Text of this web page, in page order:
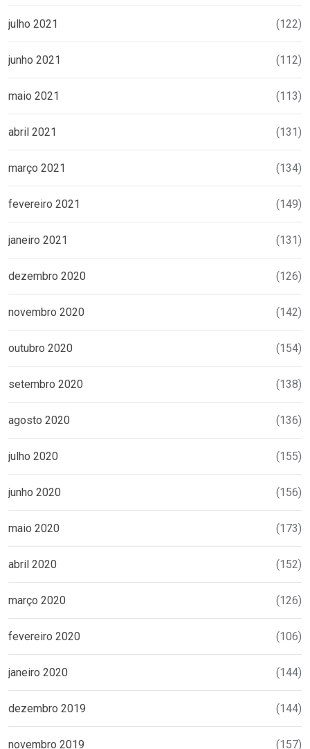
julho 2021 (122)
junho 2021 (112)
maio 2021 (113)
abril 2021 (131)
março 2021 (134)
fevereiro 2021 (149)
janeiro 2021 (131)
dezembro 2020 (126)
novembro 2020 (142)
outubro 2020 (154)
setembro 2020 (138)
agosto 2020 (136)
julho 2020 (155)
junho 2020 (156)
maio 2020 (173)
abril 2020 (152)
março 2020 (126)
fevereiro 2020 (106)
janeiro 2020 (144)
dezembro 2019 (144)
novembro 2019 (157)